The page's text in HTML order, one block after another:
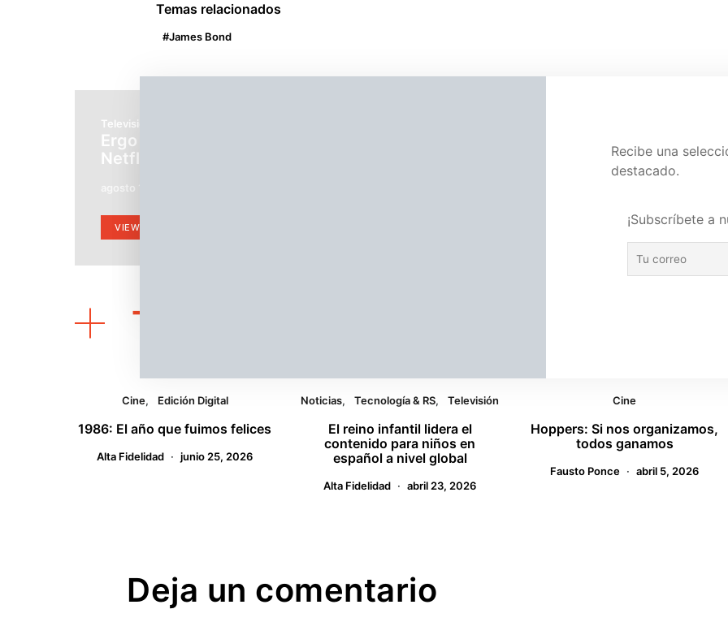
Temas relacionados
James Bond
Televisión
Ergo Proxy: anime filosófico en
Netflix
VIEW POST
También podría gustarte
Cine Edición Digital
1986: El año que fuimos felices
Alta Fidelidad junio 25, 2026
Noticias Tecnología & RS Televisión
El reino infantil lidera el
contenido para niños en
español a nivel global
Alta Fidelidad abril 23, 2026
Cine
Hoppers: Si nos organizamos,
todos ganamos
Fausto Ponce abril 5, 2026
Deja un comentario
Visita nuestra
las formas en
Recibe una
destacado.
¡Subscríbete a